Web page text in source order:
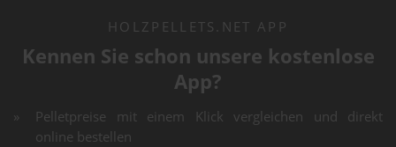
HOLZPELLETS.NET APP
Kennen Sie schon unsere kostenlose
App?
Pelletpreise mit einem Klick vergleichen und direkt
online bestellen